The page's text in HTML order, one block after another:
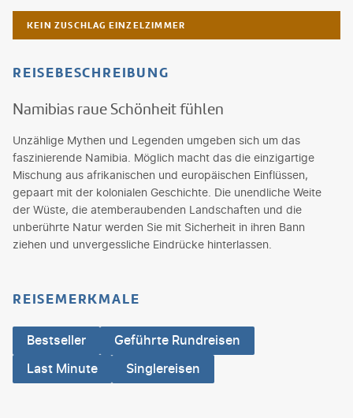
KEIN ZUSCHLAG EINZELZIMMER
REISEBESCHREIBUNG
Namibias raue Schönheit fühlen
Unzählige Mythen und Legenden umgeben sich um das
faszinierende Namibia. Möglich macht das die einzigartige
Mischung aus afrikanischen und europäischen Einflüssen,
gepaart mit der kolonialen Geschichte. Die unendliche Weite
der Wüste, die atemberaubenden Landschaften und die
unberührte Natur werden Sie mit Sicherheit in ihren Bann
ziehen und unvergessliche Eindrücke hinterlassen.
REISEMERKMALE
Bestseller
Geführte Rundreisen
Last Minute
Singlereisen